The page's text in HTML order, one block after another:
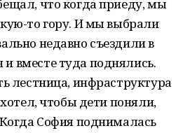
что когда приеду, мы
то гору. И мы выбрали
недавно съездили в
вместе туда поднялись.
лестница, инфраструктура
чтобы дети поняли,
София поднималась